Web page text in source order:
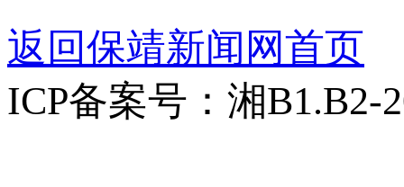
返回保靖新闻网首页
ICP备案号：湘B1.B2-